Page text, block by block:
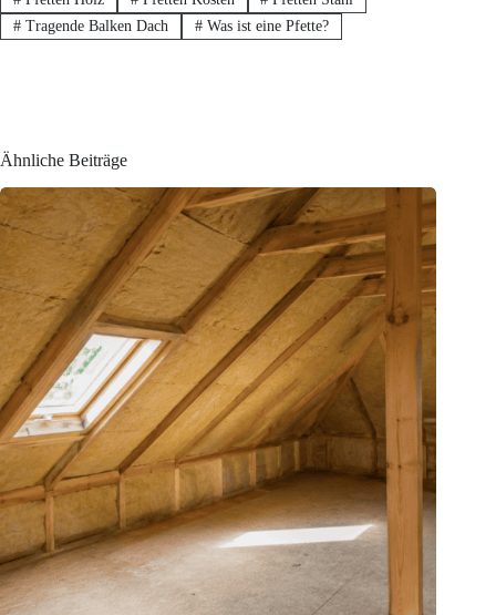
#Tragende Balken Dach #Was ist eine Pfette?
Ähnliche Beiträge